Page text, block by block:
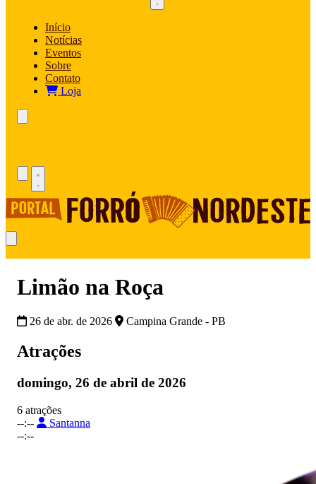
Início
Notícias
Eventos
Sobre
Contato
Loja
Limão na Roça
26 de abr. de 2026 Campina Grande - PB
Atrações
domingo, 26 de abril de 2026
6 atrações
--:--
Santanna
--:--